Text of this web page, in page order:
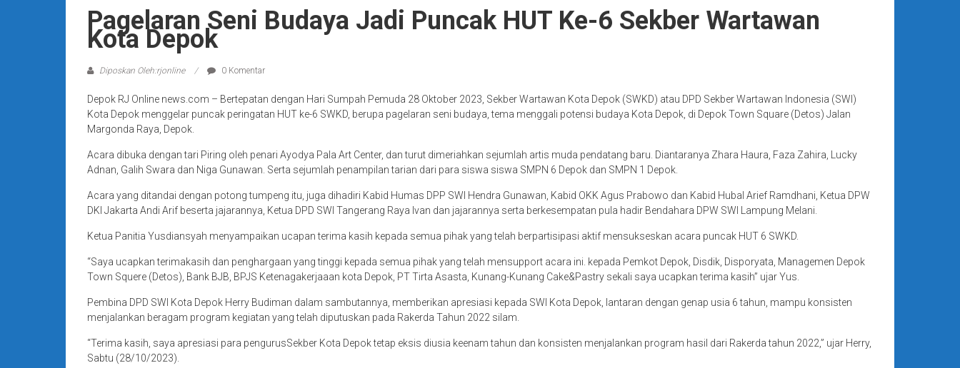
Pagelaran Seni Budaya Jadi Puncak HUT Ke-6 Sekber Wartawan
Kota Depok
Diposkan Oleh:rjonline 0 Komentar
Depok RJ Online news.com – Bertepatan dengan Hari Sumpah Pemuda 28 Oktober 2023, Sekber Wartawan Kota Depok (SWKD) atau DPD Sekber Wartawan Indonesia (SWI)
Kota Depok menggelar puncak peringatan HUT ke-6 SWKD, berupa pagelaran seni budaya, tema menggali potensi budaya Kota Depok, di Depok Town Square (Detos) Jalan
Margonda Raya, Depok.
Acara dibuka dengan tari Piring oleh penari Ayodya Pala Art Center, dan turut dimeriahkan sejumlah artis muda pendatang baru. Diantaranya Zhara Haura, Faza Zahira, Lucky
Adnan, Galih Swara dan Niga Gunawan. Serta sejumlah penampilan tarian dari para siswa siswa SMPN 6 Depok dan SMPN 1 Depok.
Acara yang ditandai dengan potong tumpeng itu, juga dihadiri Kabid Humas DPP SWI Hendra Gunawan, Kabid OKK Agus Prabowo dan Kabid Hubal Arief Ramdhani, Ketua DPW
DKI Jakarta Andi Arif beserta jajarannya, Ketua DPD SWI Tangerang Raya Ivan dan jajarannya serta berkesempatan pula hadir Bendahara DPW SWI Lampung Melani.
Ketua Panitia Yusdiansyah menyampaikan ucapan terima kasih kepada semua pihak yang telah berpartisipasi aktif mensukseskan acara puncak HUT 6 SWKD.
“Saya ucapkan terimakasih dan penghargaan yang tinggi kepada semua pihak yang telah mensupport acara ini. kepada Pemkot Depok, Disdik, Disporyata, Managemen Depok
Town Squere (Detos), Bank BJB, BPJS Ketenagakerjaaan kota Depok, PT Tirta Asasta, Kunang-Kunang Cake&Pastry sekali saya ucapkan terima kasih” ujar Yus.
Pembina DPD SWI Kota Depok Herry Budiman dalam sambutannya, memberikan apresiasi kepada SWI Kota Depok, lantaran dengan genap usia 6 tahun, mampu konsisten
menjalankan beragam program kegiatan yang telah diputuskan pada Rakerda Tahun 2022 silam.
“Terima kasih, saya apresiasi para pengurusSekber Kota Depok tetap eksis diusia keenam tahun dan konsisten menjalankan program hasil dari Rakerda tahun 2022,” ujar Herry,
Sabtu (28/10/2023).